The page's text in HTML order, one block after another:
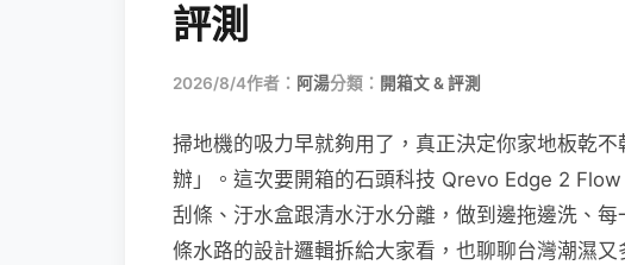
評測
2026/8/4作者： 阿湯分類： 開箱文 & 評測
掃地機的吸力早就夠用了，真正決定你家地板乾
辦」。這次要開箱的石頭科技 Qrevo Edge 2
刮條、汙水盒跟清水汙水分離，做到邊拖邊洗、
條水路的設計邏輯拆給大家看，也聊聊台灣潮濕